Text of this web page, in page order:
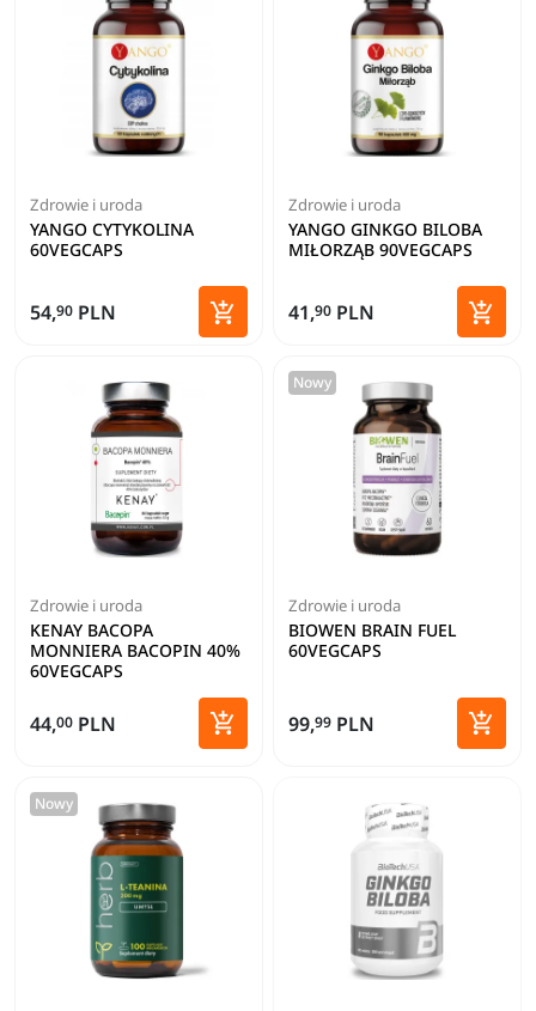
Zdrowie i uroda
YANGO CYTYKOLINA
60VEGCAPS
54,90 PLN 
Dodaj do koszyka
Zdrowie i uroda
YANGO GINKGO BILOBA
MIŁORZĄB 90VEGCAPS
41,90 PLN 
Dodaj
Zdrowie i uroda
KENAY BACOPA
MONNIERA BACOPIN 40%
60VEGCAPS
44,00 PLN 
Dodaj do koszyka
Nowy
Zdrowie i uroda
BIOWEN BRAIN FUEL
60VEGCAPS
99,99 PLN 
Dodaj
Nowy